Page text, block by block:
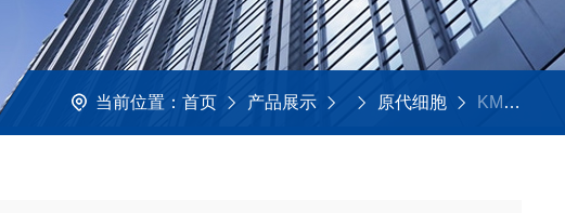
当前位置： 首页 产品展示 原代细胞 KMCC-002-118大鼠T淋巴细胞